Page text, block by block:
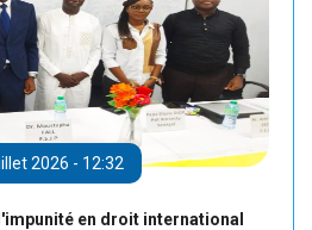
2026 - 12:32
en droit international